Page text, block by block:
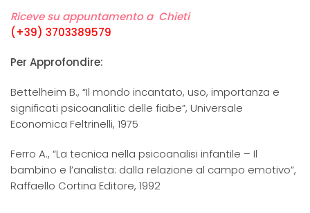
Riceve su appuntamento a Chieti
(+39) 3703389579
Per Approfondire:
Bettelheim B., “Il mondo incantato, uso, importanza e
significati psicoanalitic delle fiabe”, Universale
Economica Feltrinelli, 1975
Ferro A., “La tecnica nella psicoanalisi infantile – Il
bambino e l’analista: dalla relazione al campo emotivo”,
Raffaello Cortina Editore, 1992